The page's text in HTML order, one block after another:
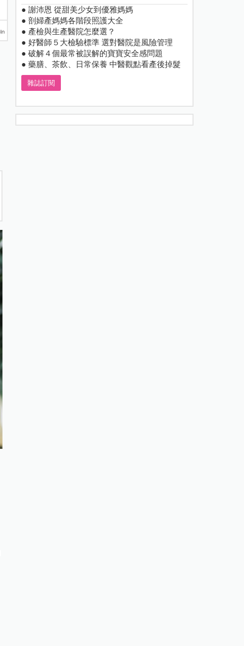
● 謝沛恩 從甜美少女到優雅媽媽
● 剖婦產媽媽各階段照護大全
● 產檢與生產醫院怎麼選？
● 好醫師５大檢驗標準 選對醫院是風險管理
● 破解４個最常被誤解的寶寶安全感問題
● 藥膳、茶飲、日常保養 中醫觀點看產後掉髮
雜誌訂閱